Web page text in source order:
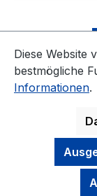
* Alle
Diese Website
bestmögliche
Informationen.